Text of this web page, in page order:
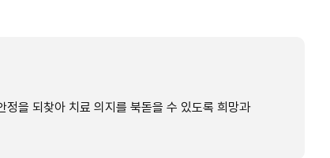
을 되찾아 치료 의지를 북돋을 수 있도록 희망과